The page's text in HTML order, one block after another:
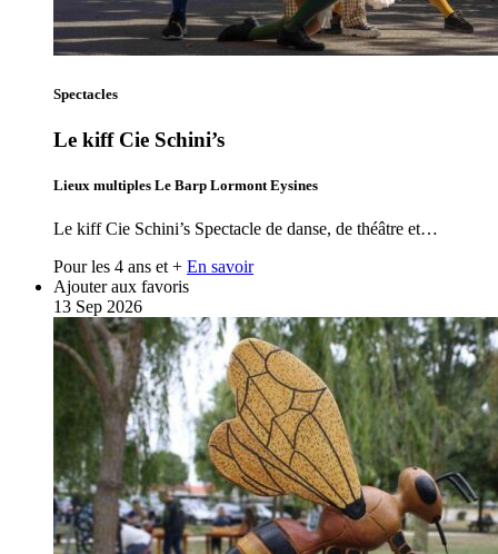
Spectacles
Le kiff Cie Schini’s
Lieux multiples Le Barp Lormont Eysines
Le kiff Cie Schini’s Spectacle de danse, de théâtre et…
Pour les 4 ans et + En savoir
Ajouter aux favoris
13 Sep 2026